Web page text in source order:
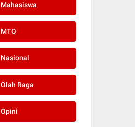
Mahasiswa
MTQ
Nasional
Olah Raga
Opini